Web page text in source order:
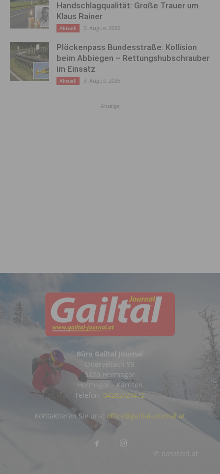
Handschlagqualität: Große Trauer um
Klaus Rainer
Aktuell 3. August 2026
Plöckenpass Bundesstraße: Kollision
beim Abbiegen – Rettungshubschrauber
im Einsatz
Aktuell 3. August 2026
Anzeige
Büro Gailtal Journal
Obervellach 99
9620 Hermagor
Hermagor - Kärnten
Telefon: 04282/20472
© nassfeld.at
Kontaktieren Sie uns: office@gailtal-journal.at